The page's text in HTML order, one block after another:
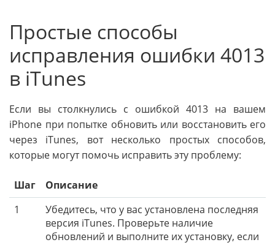
Простые способы
исправления ошибки 4013
в iTunes
Если вы столкнулись с ошибкой 4013 на вашем
iPhone при попытке обновить или восстановить его
через iTunes, вот несколько простых способов,
которые могут помочь исправить эту проблему:
Шаг
Описание
1
Убедитесь, что у вас установлена последняя
версия iTunes. Проверьте наличие
обновлений и выполните их установку, если